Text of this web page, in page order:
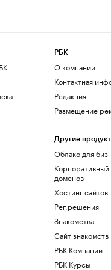
РБК
О компании
Контактная
Редакция
Размещение
Другие
Облако для
доменов
Хостинг сайтов
Рег.решения
Знакомства
Сайт
РБК Компании
РБК Курсы